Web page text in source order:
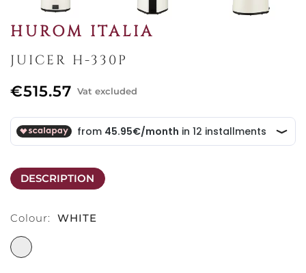
HUROM ITALIA
JUICER H-330P
€515.57 Vat excluded
DESCRIPTION
Colour: WHITE
WHITE